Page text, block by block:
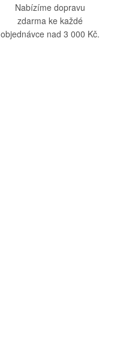
Nabízíme dopravu
zdarma ke každé
objednávce nad 3 000 Kč.